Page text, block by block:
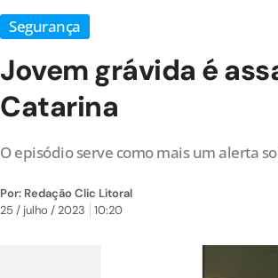
Segurança
Jovem grávida é
Catarina
O episódio serve como mais um alerta
Por: Redação Clic Litoral
25 / julho / 2023
10:20